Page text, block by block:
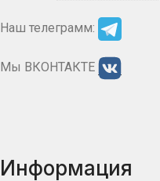
Наш телеграмм:
Мы ВКОНТАКТЕ
Информация